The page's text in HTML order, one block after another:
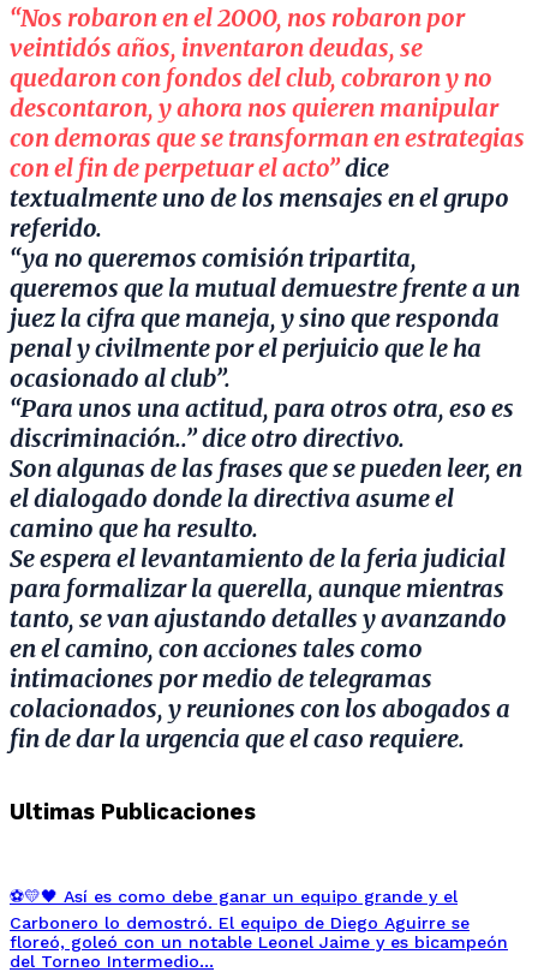
“Nos robaron en el 2000, nos robaron por
veintidós años, inventaron deudas, se
quedaron con fondos del club, cobraron y no
descontaron, y ahora nos quieren manipular
con demoras que se transforman en estrategias
con el fin de perpetuar el acto”dice
textualmente uno de los mensajes en el grupo
referido.
“ya no queremos comisión tripartita,
queremos que la mutual demuestre frente a un
juez la cifra que maneja, y sino que responda
penal y civilmente por el perjuicio que le ha
ocasionado al club”.
“Para unos una actitud, para otros otra, eso es
discriminación..” dice otro directivo.
Son algunas de las frases que se pueden leer, en
el dialogado donde la directiva asume el
camino que ha resulto.
Se espera el levantamiento de la feria judicial
para formalizar la querella, aunque mientras
tanto, se van ajustando detalles y avanzando
en el camino, con acciones tales como
intimaciones por medio de telegramas
colacionados, y reuniones con los abogados a
fin de dar la urgencia que el caso requiere.
Ultimas Publicaciones
⚽💛🖤 Así es como debe ganar un equipo grande y el
Carbonero lo demostró. El equipo de Diego Aguirre se
floreó, goleó con un notable Leonel Jaime y es bicampeón
del Torneo Intermedio…